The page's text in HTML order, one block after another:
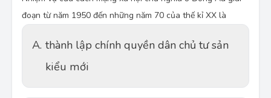
đoạn từ năm 1950 đến những năm 70 của thế kỉ XX là
A. thành lập chính quyền dân chủ tư sản
kiểu mới